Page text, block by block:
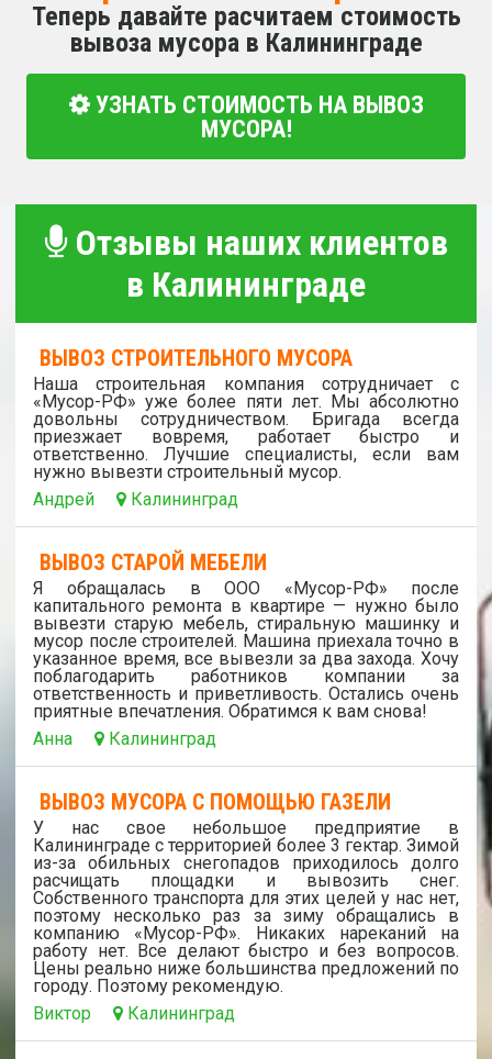
Теперь давайте расчитаем стоимость
вывоза мусора в Калининграде
УЗНАТЬ СТОИМОСТЬ НА ВЫВОЗ
МУСОРА!
Отзывы наших клиентов
в Калининграде
ВЫВОЗ СТРОИТЕЛЬНОГО МУСОРА
Наша строительная компания сотрудничает с
«Мусор-РФ» уже более пяти лет. Мы абсолютно
довольны сотрудничеством. Бригада всегда
приезжает вовремя, работает быстро и
ответственно. Лучшие специалисты, если вам
нужно вывезти строительный мусор.
Андрей
Калининград
ВЫВОЗ СТАРОЙ МЕБЕЛИ
Я обращалась в ООО «Мусор-РФ» после
капитального ремонта в квартире — нужно было
вывезти старую мебель, стиральную машинку и
мусор после строителей. Машина приехала точно в
указанное время, все вывезли за два захода. Хочу
поблагодарить работников компании за
ответственность и приветливость. Остались очень
приятные впечатления. Обратимся к вам снова!
Анна
Калининград
ВЫВОЗ МУСОРА С ПОМОЩЬЮ ГАЗЕЛИ
У нас свое небольшое предприятие в
Калининграде с территорией более 3 гектар. Зимой
из-за обильных снегопадов приходилось долго
расчищать площадки и вывозить снег.
Собственного транспорта для этих целей у нас нет,
поэтому несколько раз за зиму обращались в
компанию «Мусор-РФ». Никаких нареканий на
работу нет. Все делают быстро и без вопросов.
Цены реально ниже большинства предложений по
городу. Поэтому рекомендую.
Виктор
Калининград